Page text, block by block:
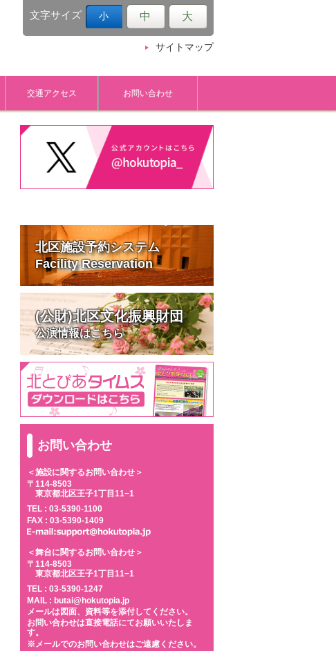
サイトマップ
文字サイズ 小 中 大
交通アクセス お問い合わせ
北区施設予約システム
Facility Reservation
(公財)北区文化振興財団
公演情報はこちら
お問い合わせ
＜施設に関するお問い合わせ＞
〒114-8503
東京都北区王子1丁目11−1
TEL : 03-5390-1100
FAX : 03-5390-1409
＜舞台に関するお問い合わせ＞
〒114-8503
東京都北区王子1丁目11−1
TEL : 03-5390-1247
MAIL : butai@hokutopia.jp
メールは図面、資料等を添付してください。
お問い合わせは直接電話にてお願いいたしま
す。
※メールでのお問い合わせはご遠慮ください。